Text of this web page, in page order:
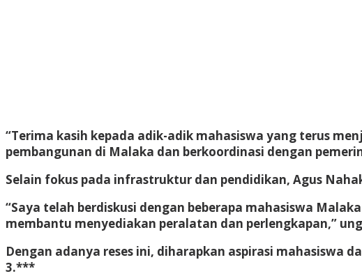
“Terima kasih kepada adik-adik mahasiswa yang terus
pembangunan di Malaka dan berkoordinasi dengan
Selain fokus pada infrastruktur dan pendidikan, Agus
“Saya telah berdiskusi dengan beberapa mahasiswa
membantu menyediakan peralatan dan perlengkapan,”
Dengan adanya reses ini, diharapkan aspirasi mahasiswa
3.***